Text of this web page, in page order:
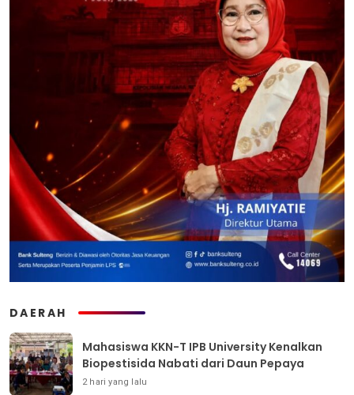
DAERAH
Mahasiswa KKN-T IPB University Kenalkan
Biopestisida Nabati dari Daun Pepaya
2 hari yang lalu